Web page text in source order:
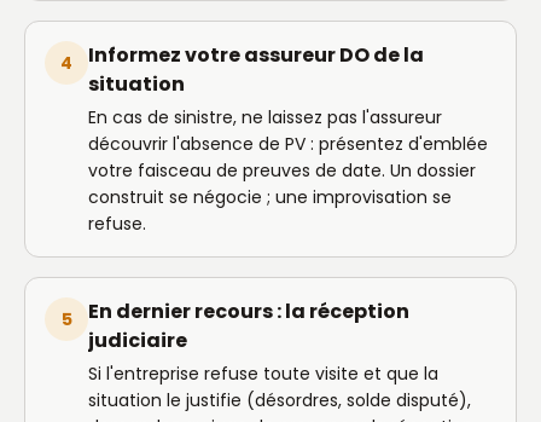
4
Informez votre assureur DO de la
situation
En cas de sinistre, ne laissez pas l'assureur
découvrir l'absence de PV : présentez d'emblée
votre faisceau de preuves de date. Un dossier
construit se négocie ; une improvisation se
refuse.
5
En dernier recours : la réception
judiciaire
Si l'entreprise refuse toute visite et que la
situation le justifie (désordres, solde disputé),